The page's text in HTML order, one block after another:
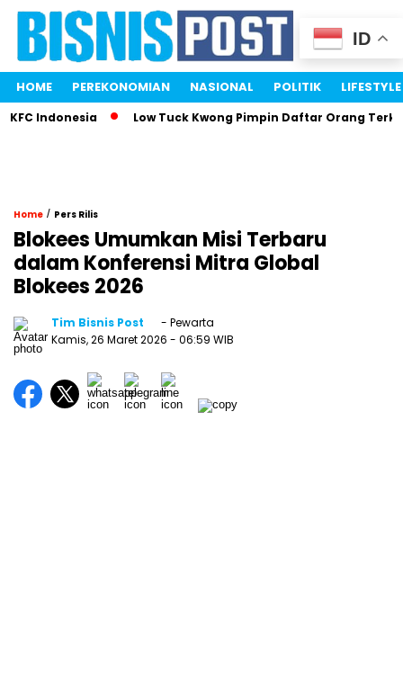
HOME PEREKONOMIAN NASIONAL POLITIK LIFESTYLE
Indonesia Low Tuck Kwong Pimpin Daftar Orang
Home / Pers Rilis
Blokees Umumkan Misi Terbaru
dalam Konferensi Mitra Global
Blokees 2026
Tim Bisnis Post
- Pewarta
Kamis, 26 Maret 2026 - 06:59 WIB
ID